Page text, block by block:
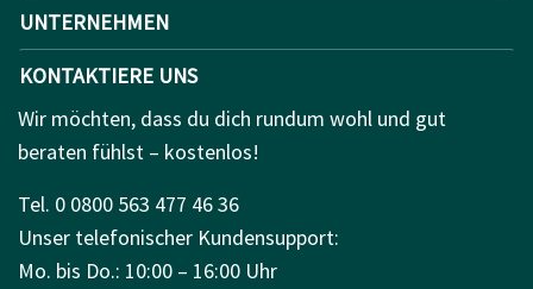
UNTERNEHMEN
KONTAKTIERE UNS
Wir möchten, dass du dich rundum wohl und gut
beraten fühlst – kostenlos!
Tel. 0 0800 563 477 46 36
Unser telefonischer Kundensupport:
Mo. bis Do.: 10:00 – 16:00 Uhr